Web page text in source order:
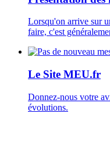
Lorsqu'on arrive sur
faire, c'est
Le Site MEU.fr
Donnez-nous votre
évolutions.